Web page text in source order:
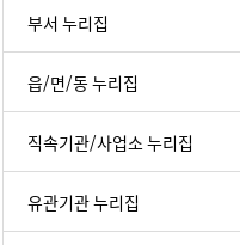
부서 누리집
읍/면/동 누리집
직속기관/사업소 누리집
유관기관 누리집